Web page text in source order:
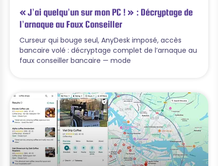
« J’ai quelqu’un sur mon PC ! » : Décryptage de
l’arnaque au Faux Conseiller
Curseur qui bouge seul, AnyDesk imposé, accès
bancaire volé : décryptage complet de l’arnaque au
faux conseiller bancaire — mode